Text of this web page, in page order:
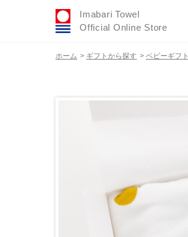
Imabari Towel
Official Online Store
ホーム > ギフトから探す > ベビーギフト